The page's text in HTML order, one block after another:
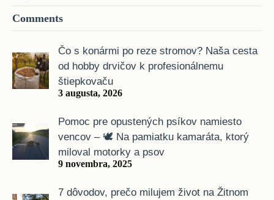
Comments
Čo s konármi po reze stromov? Naša cesta
od hobby drvičov k profesionálnemu
štiepkovaču
3 augusta, 2026
Pomoc pre opustených psíkov namiesto
vencov – 🕊️ Na pamiatku kamaráta, ktorý
miloval motorky a psov
9 novembra, 2025
7 dôvodov, prečo milujem život na Žitnom